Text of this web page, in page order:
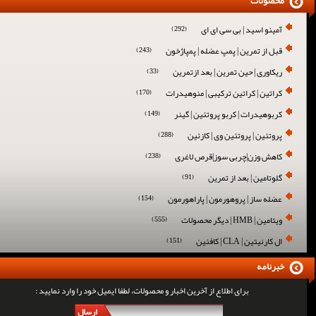
آمینو اسید | بی سی ای ای (292)
قبل از تمرین | پمپ عضله | پمپاژخون (243)
ریکاوری | حین تمرین | بعد ازتمرین (33)
کراتین | کراتین ترکیبی | منوهیدرات (170)
کربوهیدرات | کربو پروتئین | گینر (149)
پروتئین | پروتئین وی | کازئین (288)
کاهش وزن|چربی سوز|قرص لاغری (238)
گلوتامین | بعد از تمرین (91)
عضله ساز | پروهورمون | پاراهورمون (154)
ویتامین | HMB | دیگر محصولات (555)
ال کارنیتین | CLA | کافئین (151)
برای اطلاع از آخرین اخبار و محصولات، لطفا ایمیل خود را وارد نمایید :
ارسال
خبرنامه